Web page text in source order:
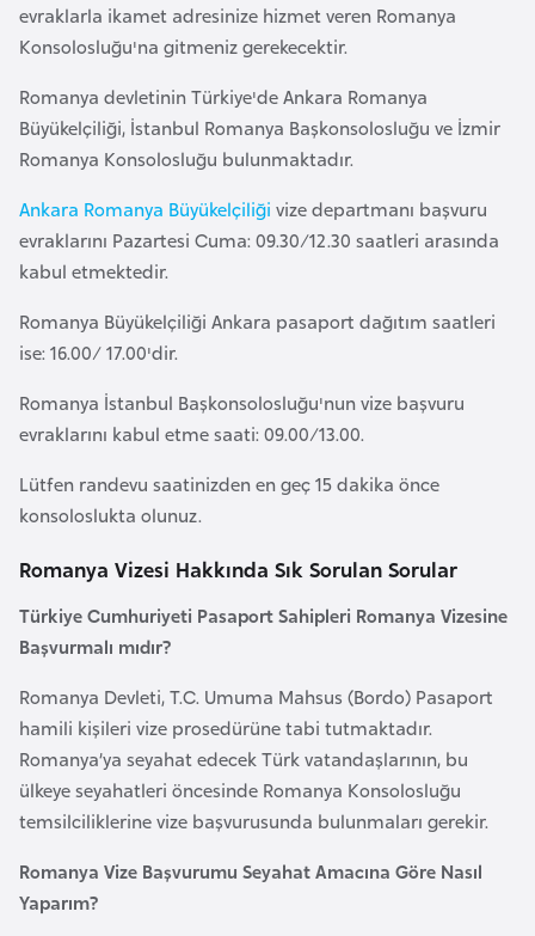
evraklarla ikamet adresinize hizmet veren Romanya
Konsolosluğu'na gitmeniz gerekecektir.
Romanya devletinin Türkiye'de Ankara Romanya
Büyükelçiliği, İstanbul Romanya Başkonsolosluğu ve İzmir
Romanya Konsolosluğu bulunmaktadır.
Ankara Romanya Büyükelçiliği vize departmanı başvuru
evraklarını Pazartesi Cuma: 09.30/12.30 saatleri arasında
kabul etmektedir.
Romanya Büyükelçiliği Ankara pasaport dağıtım saatleri
ise: 16.00/ 17.00'dir.
Romanya İstanbul Başkonsolosluğu'nun vize başvuru
evraklarını kabul etme saati: 09.00/13.00.
Lütfen randevu saatinizden en geç 15 dakika önce
konsoloslukta olunuz.
Romanya Vizesi Hakkında Sık Sorulan Sorular
Türkiye Cumhuriyeti Pasaport Sahipleri Romanya Vizesine
Başvurmalı mıdır?
Romanya Devleti, T.C. Umuma Mahsus (Bordo) Pasaport
hamili kişileri vize prosedürüne tabi tutmaktadır.
Romanya’ya seyahat edecek Türk vatandaşlarının, bu
ülkeye seyahatleri öncesinde Romanya Konsolosluğu
temsilciliklerine vize başvurusunda bulunmaları gerekir.
Romanya Vize Başvurumu Seyahat Amacına Göre Nasıl
Yaparım?
B
a
n
g
l
d
e
ş
B
l
a
u
s
B
e
l
ç
i
k
a
n